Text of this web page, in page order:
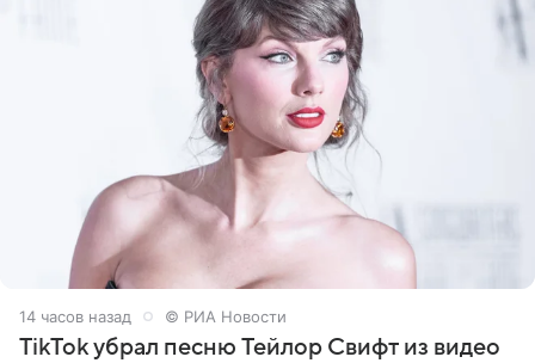
14 часов назад © РИА Новости
TikTok убрал песню Тейлор Свифт из видео